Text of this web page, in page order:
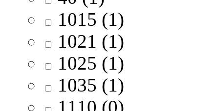
1015 (1)
1021 (1)
1025 (1)
1035 (1)